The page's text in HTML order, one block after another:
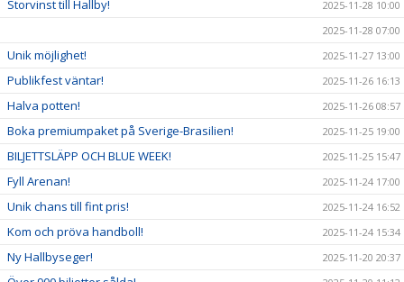
Storvinst till Hallby!
2025-11-28 10:00
2025-11-28 07:00
Unik möjlighet! 2025-11-27 13:00
Publikfest väntar! 2025-11-26 16:13
Halva potten! 2025-11-26 08:57
Boka premiumpaket på Sverige-Brasilien! 2025-11-25 19:00
BILJETTSLÄPP OCH BLUE WEEK! 2025-11-25 15:47
Fyll Arenan! 2025-11-24 17:00
Unik chans till fint pris! 2025-11-24 16:52
Kom och pröva handboll! 2025-11-24 15:34
Ny Hallbyseger! 2025-11-20 20:37